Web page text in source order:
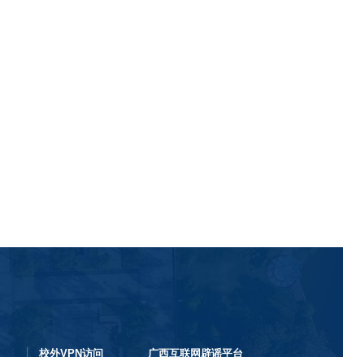
校外VPN访问 广西互联网辟谣平台